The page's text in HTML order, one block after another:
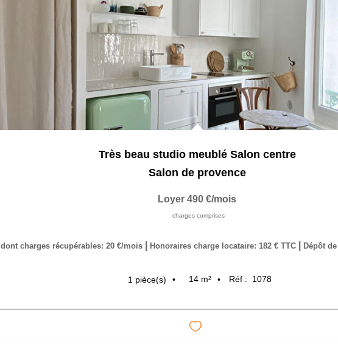
Très beau studio meublé Salon centre
Salon de provence
Loyer 490 €/mois
charges comprises
dont charges récupérables: 20 €/mois Honoraires charge locataire: 182 € TTC Dépôt
1 pièce(s) 14 m² Réf : 1078